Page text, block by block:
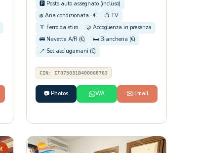
🅿️ Posto auto assegnato (incluso)
❄️ Aria condizionata · €
📺 TV
👔 Ferro da stiro
🤝 Accoglienza in presenza
🚌 Navetta A/R (€)
🛏️ Biancheria (€)
🪥 Set asciugamani (€)
CIN: IT075031B400068763
📷 Photos WA ✉️ Email